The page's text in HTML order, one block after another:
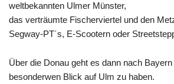
weltbekannten Ulmer Münster,
das verträumte Fischerviertel und den
Segway-PT´s, E-Scootern oder
Über die Donau geht es dann nach
besonderwen Blick auf Ulm zu haben.